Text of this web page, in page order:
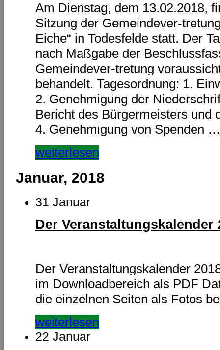
Am Dienstag, dem 13.02.2018,
Sitzung der Gemeindever-
Eiche“ in Todesfelde statt. Der
nach Maßgabe der
Gemeindever-tretung
behandelt. Tagesordnung: 1.
2. Genehmigung der
Bericht des Bürgermeisters und
4. Genehmigung von Spenden …
weiterlesen
Januar, 2018
31 Januar
Der Veranstaltungskalender
Der Veranstaltungskalender
im Downloadbereich als PDF
die einzelnen Seiten als Fotos
weiterlesen
22 Januar